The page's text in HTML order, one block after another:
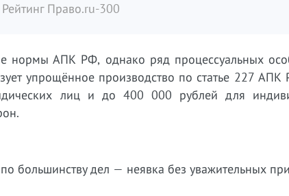
Право.ru-300
нормы АПК РФ, однако ряд процессуальных
упрощённое производство по статье 227
лиц и до 400 000 рублей для
большинству дел — неявка без уважительных